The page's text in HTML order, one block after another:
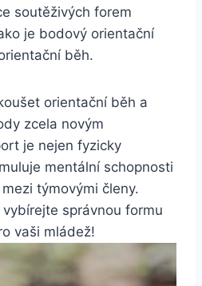
soutěživých forem
je bodový orientační
běh.
orientační běh a
zcela novým
je nejen fyzicky
mentální schopnosti
týmovými členy.
správnou formu
vaši mládež!